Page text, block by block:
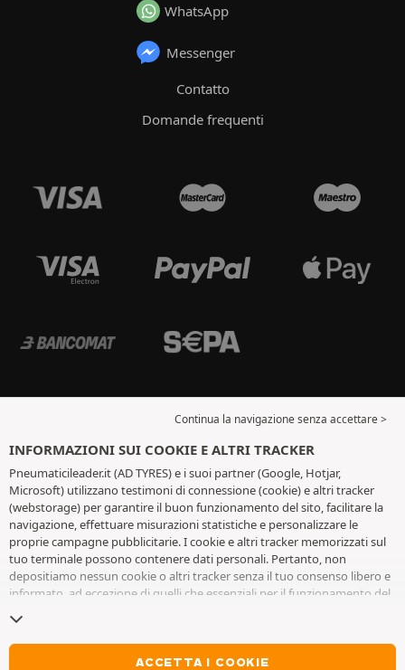
WhatsApp
Messenger
Contatto
Domande frequenti
Continua la navigazione senza accettare >
INFORMAZIONI SUI COOKIE E ALTRI TRACKER
Pneumaticileader.it (AD TYRES) e i suoi partner (Google, Hotjar,
Microsoft) utilizzano testimoni di connessione (cookie) e altri tracker
(webstorage) per garantire il buon funzionamento del sito, facilitare la
navigazione, effettuare misurazioni statistiche e personalizzare le
proprie campagne pubblicitarie. I cookie e altri tracker memorizzati sul
tuo terminale possono contenere dati personali. Pertanto, non
depositiamo nessun cookie o altri tracker senza il tuo consenso libero e
informato, ad eccezione di quelli che essenziali per il funzionamento del
in qualsiasi momento andando alla
scegliere di continuare a navigare senza accettare il deposito di cookie o
altri tracker. Il rifiuto non impedisce l'accesso ai servizi AD TYRES. Per
ACCETTA I COOKIE